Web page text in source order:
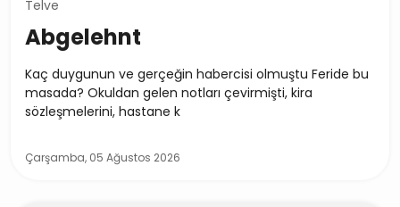
Telve
Abgelehnt
Kaç duygunun ve gerçeğin habercisi olmuştu Feride bu
masada? Okuldan gelen notları çevirmişti, kira
sözleşmelerini, hastane k
Çarşamba, 05 Ağustos 2026